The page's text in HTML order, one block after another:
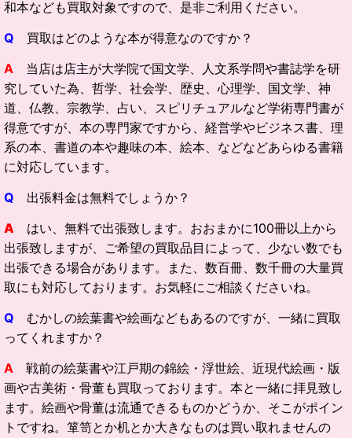
和本なども買取対象ですので、是非ご利用ください。
Q 買取はどのような本が得意なのですか？
A 当店は店主が大学院で国文学、人文系学問や書誌学を研
究していた為、哲学、社会学、歴史、心理学、国文学、神
道、仏教、宗教学、占い、スピリチュアルなど学術専門書が
得意ですが、本の専門家ですから、経営学やビジネス書、理
系の本、書道の本や趣味の本、絵本、などなどあらゆる書籍
に対応しています。
Q 出張料金は無料でしょうか？
A
はい、無料で出張致します。おおまかに100冊以上から
出張致しますが、ご希望の買取品目によって、少ない数でも
出張できる場合があります。また、数百冊、数千冊の大量買
取にも対応しております。お気軽にご相談くださいね。
Q むかしの絵葉書や絵画などもあるのですが、一緒に買取
ってくれますか？
A 戦前の絵葉書や江戸期の錦絵・浮世絵、近現代絵画・版
画や古美術・骨董も買取っております。本と一緒に拝見致し
ます。絵画や骨董は流通できるものかどうか、そこがポイン
トですね。箪笥とか机とか大きなものは買い取れませんの